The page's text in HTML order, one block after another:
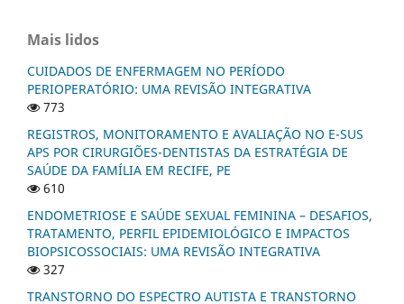
Mais lidos
CUIDADOS DE ENFERMAGEM NO PERÍODO
PERIOPERATÓRIO: UMA REVISÃO INTEGRATIVA
773
REGISTROS, MONITORAMENTO E AVALIAÇÃO NO E-SUS
APS POR CIRURGIÕES-DENTISTAS DA ESTRATÉGIA DE
SAÚDE DA FAMÍLIA EM RECIFE, PE
610
ENDOMETRIOSE E SAÚDE SEXUAL FEMININA – DESAFIOS,
TRATAMENTO, PERFIL EPIDEMIOLÓGICO E IMPACTOS
BIOPSICOSSOCIAIS: UMA REVISÃO INTEGRATIVA
327
TRANSTORNO DO ESPECTRO AUTISTA E TRANSTORNO